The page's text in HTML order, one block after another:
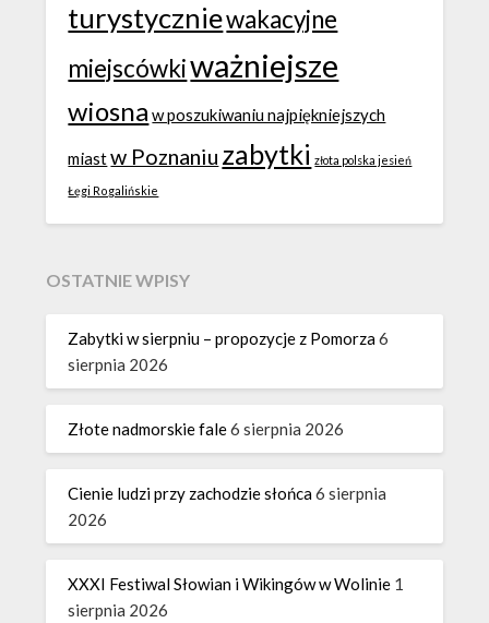
turystyczniewakacyjne
miejscówkiważniejsze
wiosna w poszukiwaniu najpiękniejszych
miastw Poznaniu zabytki złota polska jesień
Łęgi Rogalińskie
OSTATNIE WPISY
Zabytki w sierpniu – propozycje z Pomorza6
sierpnia 2026
Złote nadmorskie fale6 sierpnia 2026
Cienie ludzi przy zachodzie słońca6 sierpnia
2026
XXXI Festiwal Słowian i Wikingów w Wolinie 1
sierpnia 2026